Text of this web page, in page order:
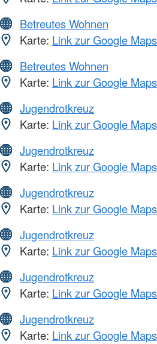
Betreutes Wohnen
Karte: Link zur Google
Betreutes Wohnen
Karte: Link zur Google
Jugendrotkreuz
Karte: Link zur Google
Jugendrotkreuz
Karte: Link zur Google
Jugendrotkreuz
Karte: Link zur Google
Jugendrotkreuz
Karte: Link zur Google
Jugendrotkreuz
Karte: Link zur Google
Jugendrotkreuz
Karte: Link zur Google